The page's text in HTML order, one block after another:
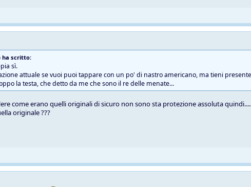
ha scritto:
sì.
attuale se vuoi puoi tappare con un po' di nastro americano, ma tieni
la testa, che detto da me che sono il re delle menate...
come erano quelli originali di sicuro non sono sta protezione assoluta
originale ???